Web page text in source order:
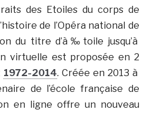
des Etoiles du corps de
de l’Opéra national de
du titre d’à‰toile jusqu’à
virtuelle est proposée en 2
1972-2014. Créée en 2013 à
de l’école française de
en ligne offre un nouveau